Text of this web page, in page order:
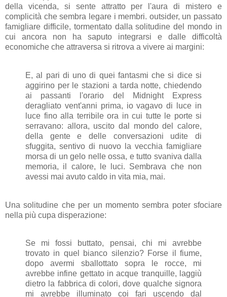
della vicenda, si sente attratto per l'aura di mistero e
complicità che sembra legare i membri. outsider, un passato
famigliare difficile, tormentato dalla solitudine del mondo in
cui ancora non ha saputo integrarsi e dalle difficoltà
economiche che attraversa si ritrova a vivere ai margini:
E, al pari di uno di quei fantasmi che si dice si
aggirino per le stazioni a tarda notte, chiedendo
ai passanti l'orario del Midnight Express
deragliato vent'anni prima, io vagavo di luce in
luce fino alla terribile ora in cui tutte le porte si
serravano: allora, uscito dal mondo del calore,
della gente e delle conversazioni udite di
sfuggita, sentivo di nuovo la vecchia famigliare
morsa di un gelo nelle ossa, e tutto svaniva dalla
memoria, il calore, le luci. Sembrava che non
avessi mai avuto caldo in vita mia, mai.
Una solitudine che per un momento sembra poter sfociare
nella più cupa disperazione:
Se mi fossi buttato, pensai, chi mi avrebbe
trovato in quel bianco silenzio? Forse il fiume,
dopo avermi sballottato sopra le rocce, mi
avrebbe infine gettato in acque tranquille, laggiù
dietro la fabbrica di colori, dove qualche signora
mi avrebbe illuminato coi fari uscendo dal